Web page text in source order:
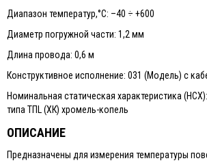
Диапазон температур,°С: –40 ÷ +600
Диаметр погружной части: 1,2 мм
Длина провода: 0,6 м
Конструктивное исполнение: 031 (Модель) с
Номинальная статическая характеристика
типа ТПL (ХК) хромель-копель
ОПИСАНИЕ
Предназначены для измерения температуры